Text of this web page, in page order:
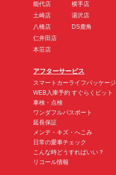
能代店
土崎店
八橋店
仁井田店
本荘店
横手店
湯沢店
DS鹿角
アフターサービス
スマートカーライフパッケージ
WEB入庫予約 すぐらくピット
車検・点検
ワンダフルパスポート
延長保証
メンテ・キズ・へこみ
日常の愛車チェック
こんな時どうすればいい？
リコール情報